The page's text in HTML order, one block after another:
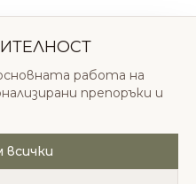
Всички права
работа на
препоръки и